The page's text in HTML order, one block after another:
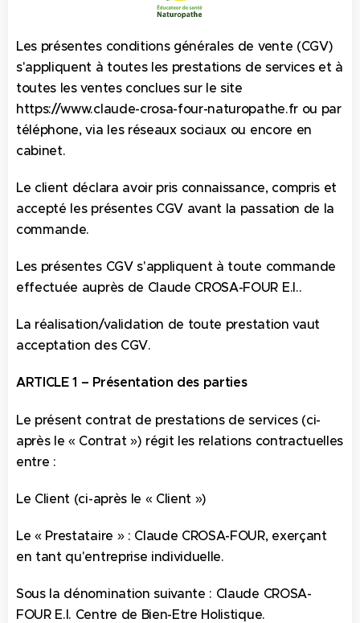
Les présentes conditions générales de vente (CGV)
s'appliquent à toutes les prestations de services et à
toutes les ventes conclues sur le site
https://www.claude-crosa-four-naturopathe.fr ou par
téléphone, via les réseaux sociaux ou encore en
cabinet.
Le client déclara avoir pris connaissance, compris et
accepté les présentes CGV avant la passation de la
commande.
Les présentes CGV s'appliquent à toute commande
effectuée auprès de Claude CROSA-FOUR E.I..
La réalisation/validation de toute prestation vaut
acceptation des CGV.
ARTICLE 1 – Présentation des parties
Le présent contrat de prestations de services (ci-
après le « Contrat ») régit les relations contractuelles
entre :
Le Client (ci-après le « Client »)
Le « Prestataire » : Claude CROSA-FOUR, exerçant
en tant qu'entreprise individuelle.
Sous la dénomination suivante : Claude CROSA-
FOUR E.I. Centre de Bien-Etre Holistique.